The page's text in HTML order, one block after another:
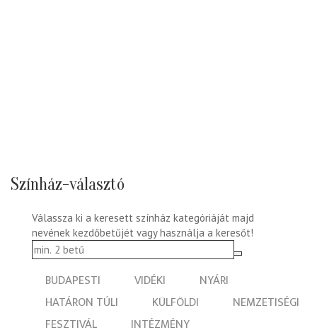
Színház-választó
Válassza ki a keresett színház kategóriáját majd
nevének kezdőbetűjét vagy használja a keresőt!
BUDAPESTI VIDÉKI
NYÁRI
HATÁRON TÚLI
KÜLFÖLDI
NEMZETISÉGI
FESZTIVÁL
INTÉZMÉNY